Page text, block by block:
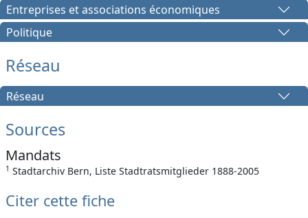
Entreprises et associations économiques
Politique
Réseau
Réseau
Sources
Mandats
1 Stadtarchiv Bern, Liste Stadtratsmitglieder 1888-2005
Citer cette fiche